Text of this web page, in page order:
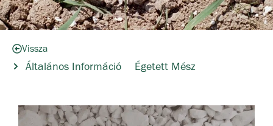
Vissza
Általános Információ Égetett Mész